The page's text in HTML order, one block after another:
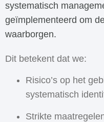
systematisch
geïmplementeerd om
waarborgen.
Dit betekent dat we:
Risico’s op het
systematisch
Strikte